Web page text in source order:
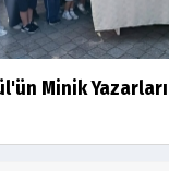
Minik